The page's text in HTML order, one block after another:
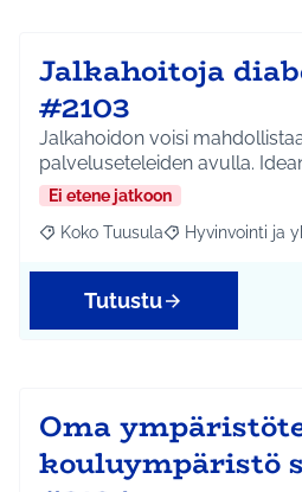
Jalkahoitoja
#2103
Jalkahoidon voisi
palveluseteleiden avulla.
Ei etene jatkoon
Rajaa tulokset aihepiirin mukaan:
Koko Tuusula Rajaa tulokset
Hyvinvointi ja
Tutustu
Oma
kouluympäristö